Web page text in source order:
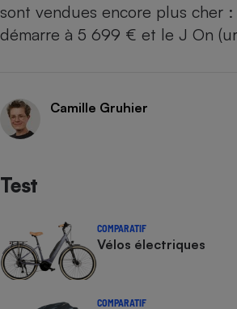
sont vendues encore plus cher
démarre à 5 699 € et le J On
Camille Gruhier
Test
COMPARATIF
Vélos électriques
COMPARATIF